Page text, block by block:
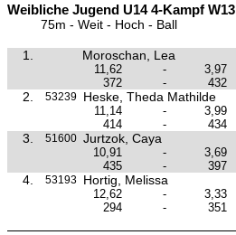
Weibliche Jugend U14 4-Kampf W13
75m - Weit - Hoch - Ball
1. Moroschan, Lea
11,62 - 3,97
372
- 432
2. 53239 Heske, Theda Mathilde
11,14 - 3,99
414
- 434
3. 51600 Jurtzok, Caya
10,91 - 3,69
435
- 397
4. 53193 Hortig, Melissa
12,62 - 3,33
294
- 351